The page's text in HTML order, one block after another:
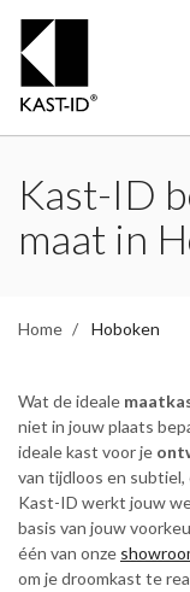
Kast-ID
maat in
Home Hoboken
Wat de ideale
niet in jouw plaats
ideale kast voor je
van tijdloos en
Kast-ID werkt jouw
basis van jouw
één van onze
om je droomkast te